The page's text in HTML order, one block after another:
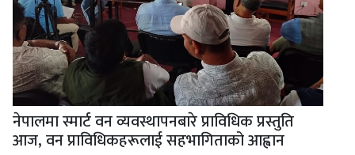
नेपालमा स्मार्ट वन व्यवस्थापनबारे प्राविधिक प्रस्तुति
आज, वन प्राविधिकहरूलाई सहभागिताको आह्वान